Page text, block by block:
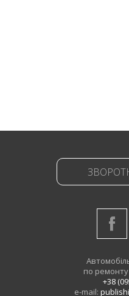
по ремонту
+38
e-mail: